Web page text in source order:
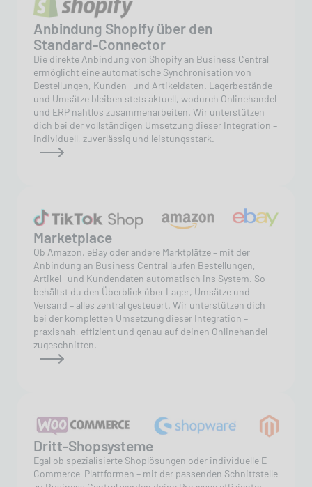
Anbindung Shopify über den
Standard-Connector
Die direkte Anbindung von Shopify an Business Central
ermöglicht eine automatische Synchronisation von
Bestellungen, Kunden- und Artikeldaten. Lagerbestände
und Umsätze bleiben stets aktuell, wodurch Onlinehandel
und ERP nahtlos zusammenarbeiten. Wir unterstützen
dich bei der vollständigen Umsetzung dieser Integration –
individuell, zuverlässig und leistungsstark.
Marketplace
Ob Amazon, eBay oder andere Marktplätze – mit der
Anbindung an Business Central laufen Bestellungen,
Artikel- und Kundendaten automatisch ins System. So
behältst du den Überblick über Lager, Umsätze und
Versand – alles zentral gesteuert. Wir unterstützen dich
bei der kompletten Umsetzung dieser Integration –
praxisnah, effizient und genau auf deinen Onlinehandel
zugeschnitten.
Dritt-Shopsysteme
Egal ob spezialisierte Shoplösungen oder individuelle E-
Commerce-Plattformen – mit der passenden Schnittstelle